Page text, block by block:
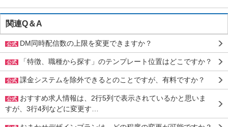
関連Q＆A
公式 DM同時配信数の上限を変更できますか？
公式 「特徴、職種から探す」のテンプレート位置はどこですか？
公式 課金システムを除外できるとのことですが、有料ですか？
公式
おすすめ求人情報は、2行5列で表示されているかと思いま
すが、3行4列などに変更す…